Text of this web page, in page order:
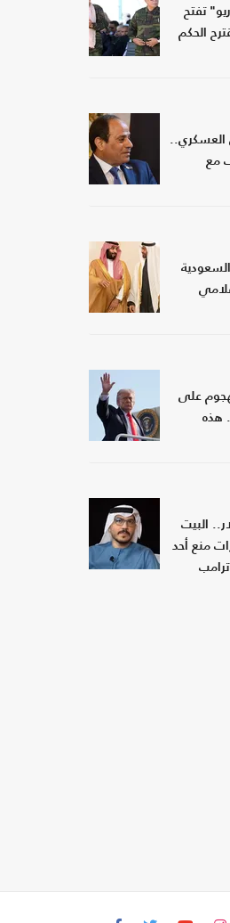
تفتح
الحكم
العسكري..
مع
على
هذه
البيت
منع أحد